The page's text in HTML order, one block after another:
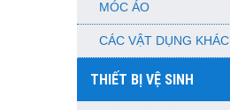
MÓC ÁO
CÁC VẬT DỤNG KHÁC
THIẾT BỊ VỆ SINH